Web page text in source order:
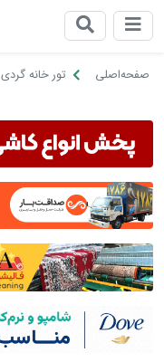
صفحه‌اصلی تور خانه گردی